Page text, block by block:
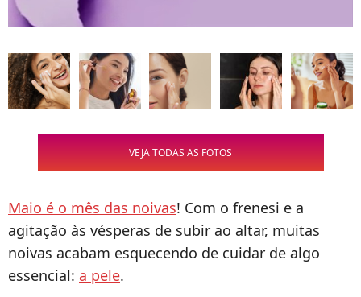
VEJA TODAS AS FOTOS
Maio é o mês das noivas! Com o frenesi e a
agitação às vésperas de subir ao altar, muitas
noivas acabam esquecendo de cuidar de algo
essencial: a pele.